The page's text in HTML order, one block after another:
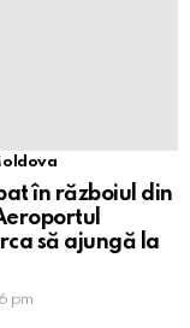
în războiul din
să ajungă la
pm